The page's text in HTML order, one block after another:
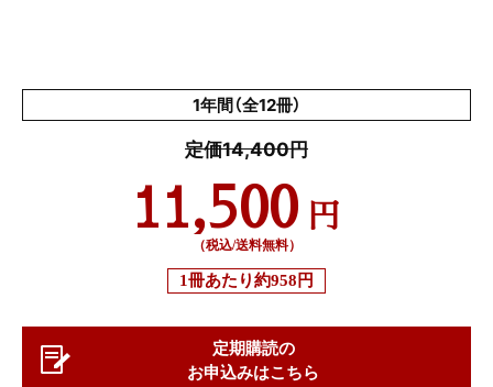
1年間（全12冊）
定価14,400円
11,500 円
（税込/送料無料）
1冊あたり約958円
定期購読の
お申込みはこちら